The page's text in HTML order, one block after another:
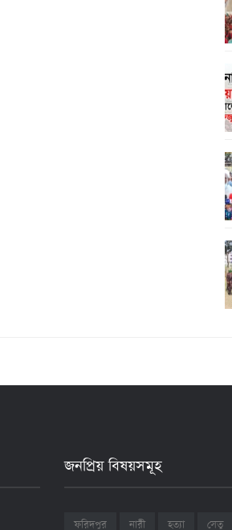
জনপ্রিয় বিষয়সমূহ
ফরিদপুর নারী হত্যা সেতু